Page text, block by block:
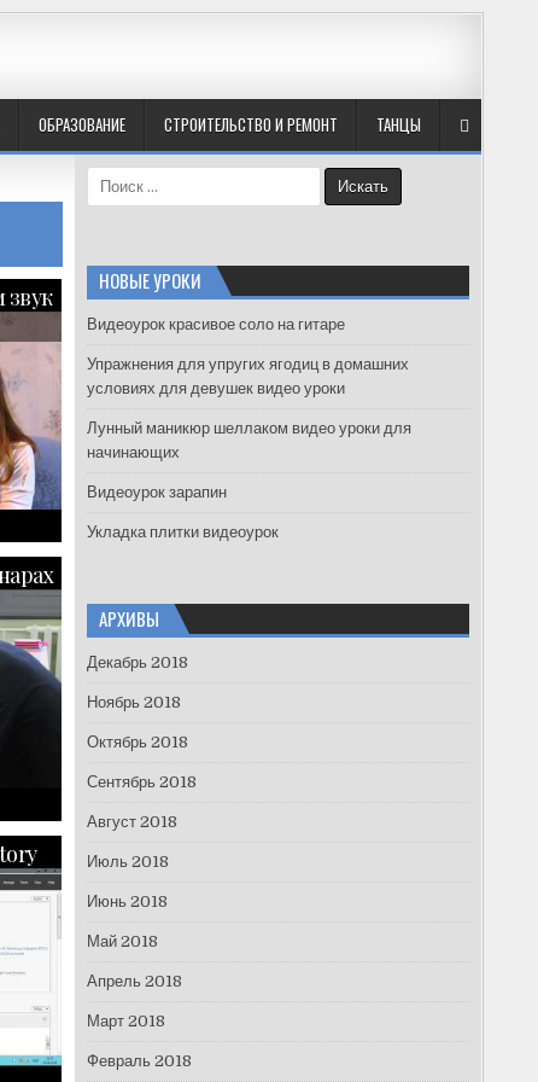
ОБРАЗОВАНИЕ СТРОИТЕЛЬСТВО И РЕМОНТ ТАНЦЫ
звук
e
h
f
r
:
НОВЫЕ УРОКИ
Видеоурок красивое соло на гитаре
Упражнения для упругих ягодиц в домашних
условиях для девушек видео уроки
Лунный маникюр шеллаком видео уроки для
начинающих
Видеоурок зарапин
Укладка плитки видеоурок
АРХИВЫ
Декабрь 2018
Ноябрь 2018
Октябрь 2018
Сентябрь 2018
Август 2018
Июль 2018
Июнь 2018
Май 2018
Апрель 2018
Март 2018
Февраль 2018